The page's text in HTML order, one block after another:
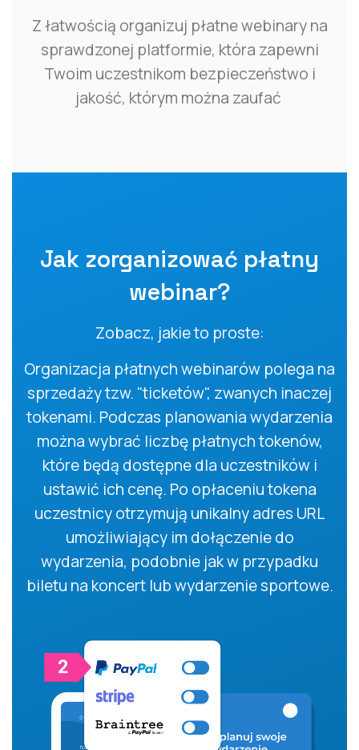
Z łatwością organizuj płatne webinary na
sprawdzonej platformie, która zapewni
Twoim uczestnikom bezpieczeństwo i
jakość, którym można zaufać
Jak zorganizować płatny
webinar?
Zobacz, jakie to proste:
Organizacja płatnych webinarów polega na
sprzedaży tzw. "ticketów", zwanych inaczej
tokenami. Podczas planowania wydarzenia
można wybrać liczbę płatnych tokenów,
które będą dostępne dla uczestników i
ustawić ich cenę. Po opłaceniu tokena
uczestnicy otrzymują unikalny adres URL
umożliwiający im dołączenie do
wydarzenia, podobnie jak w przypadku
biletu na koncert lub wydarzenie sportowe.